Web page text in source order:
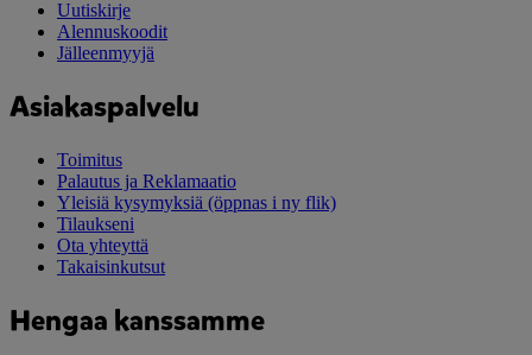
Uutiskirje
Alennuskoodit
Jälleenmyyjä
Asiakaspalvelu
Toimitus
Palautus ja Reklamaatio
Yleisiä kysymyksiä (öppnas i ny flik)
Tilaukseni
Ota yhteyttä
Takaisinkutsut
Hengaa kanssamme